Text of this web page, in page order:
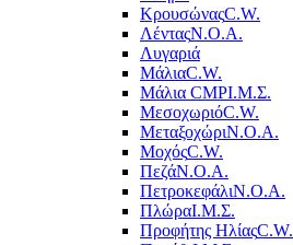
ΚρουσώναςC.W.
ΛένταςΝ.Ο.Α.
Λυγαριά
ΜάλιαC.W.
Μάλια CMPΙ.Μ.Σ.
ΜεσοχωριόC.W.
ΜεταξοχώριΝ.Ο.Α.
ΜοχόςC.W.
ΠεζάΝ.Ο.Α.
ΠετροκεφάλιΝ.Ο.Α.
ΠλώραΙ.Μ.Σ.
Προφήτης ΗλίαςC.W.